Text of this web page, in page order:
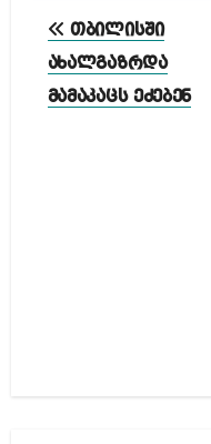
პოსტის
ნავიგაცია
თბილისში
ახალგაზრდა
მამაკაცს ეძებენ